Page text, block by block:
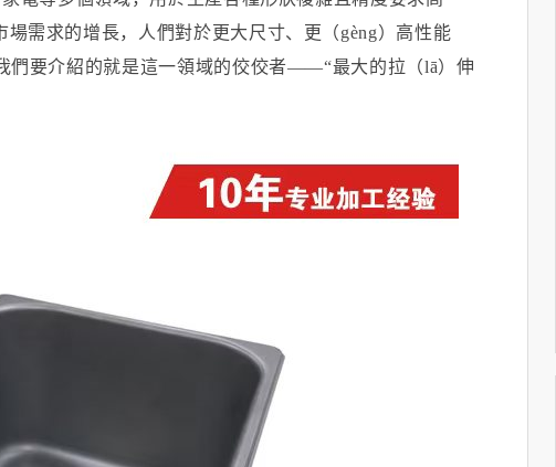
需求的增長，人們對於更大尺寸、更（gèng）高性能
們要介紹的就是這一領域的佼佼者——“最大的拉（lā）伸